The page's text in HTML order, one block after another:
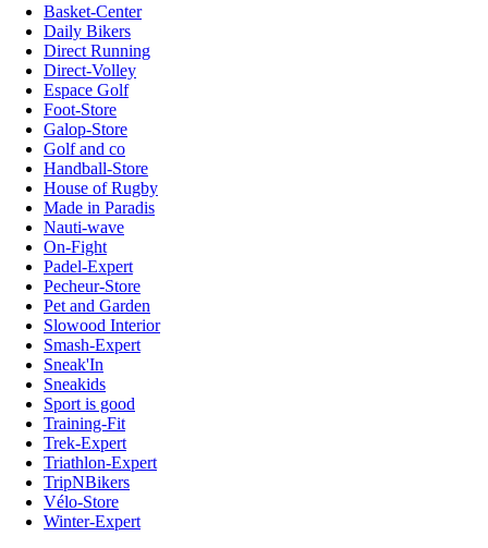
Basket-Center
Daily Bikers
Direct Running
Direct-Volley
Espace Golf
Foot-Store
Galop-Store
Golf and co
Handball-Store
House of Rugby
Made in Paradis
Nauti-wave
On-Fight
Padel-Expert
Pecheur-Store
Pet and Garden
Slowood Interior
Smash-Expert
Sneak'In
Sneakids
Sport is good
Training-Fit
Trek-Expert
Triathlon-Expert
TripNBikers
Vélo-Store
Winter-Expert